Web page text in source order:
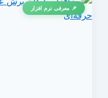
📌 معرفی نرم افزار